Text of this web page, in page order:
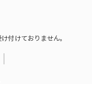
付けておりません。